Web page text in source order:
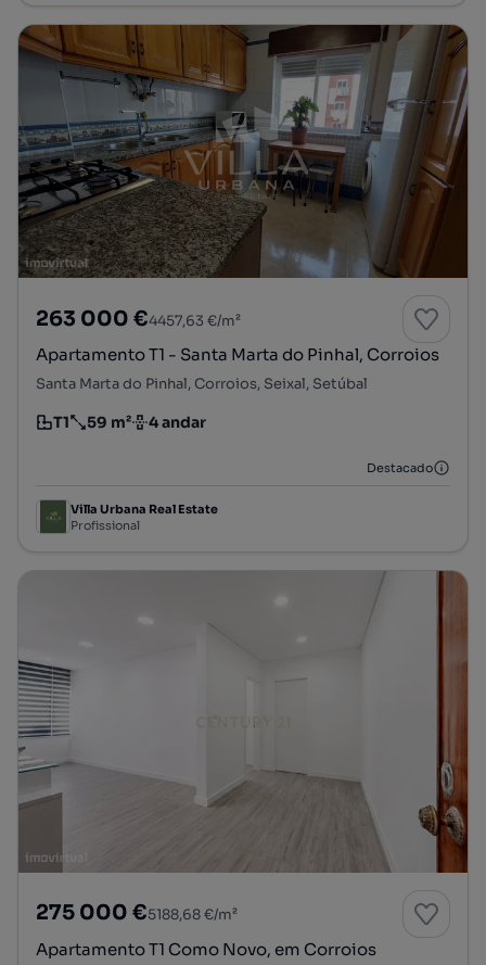
263 000 €4457,63 €/m²
Apartamento T1 - Santa Marta do Pinhal, Corroios
Santa Marta do Pinhal, Corroios, Seixal, Setúbal
Tipologia
T1
Preço por metro quadrado
59 m²
Andar 4 andar
Destacado
Villa Urbana Real Estate
Profissional
275 000 €5188,68 €/m²
Apartamento T1 Como Novo, em Corroios